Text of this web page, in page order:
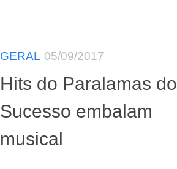
GERAL 05/09/2017
Hits do Paralamas do
Sucesso embalam
musical